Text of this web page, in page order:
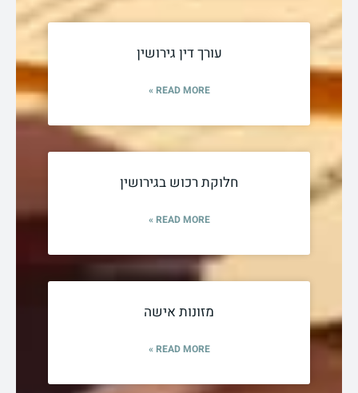
עורך דין גירושין
READ MORE »
חלוקת רכוש בגירושין
READ MORE »
מזונות אישה
READ MORE »